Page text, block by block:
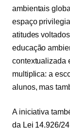
ambientais
espaço
atitudes
educação
contextualizada
multiplica: a
alunos, mas
A iniciativa
da Lei 14.926/